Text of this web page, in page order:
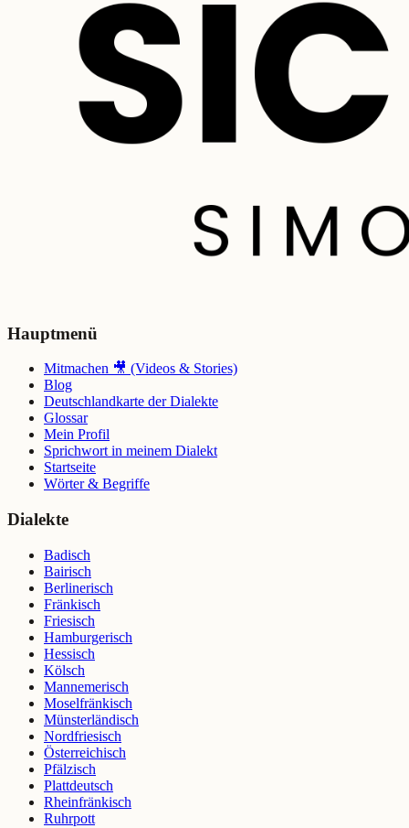
Hauptmenü
Mitmachen 🎥 (Videos & Stories)
Blog
Deutschlandkarte der Dialekte
Glossar
Mein Profil
Sprichwort in meinem Dialekt
Startseite
Wörter & Begriffe
Dialekte
Badisch
Bairisch
Berlinerisch
Fränkisch
Friesisch
Hamburgerisch
Hessisch
Kölsch
Mannemerisch
Moselfränkisch
Münsterländisch
Nordfriesisch
Österreichisch
Pfälzisch
Plattdeutsch
Rheinfränkisch
Ruhrpott